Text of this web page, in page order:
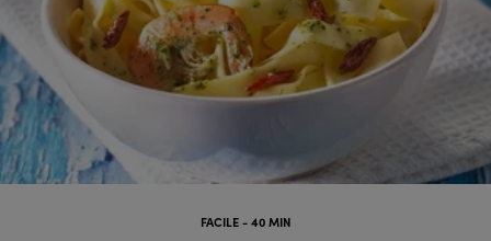
FACILE - 40 MIN